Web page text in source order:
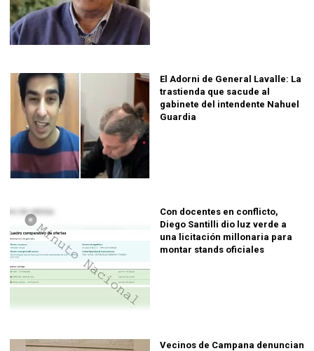
El Adorni de General Lavalle: La
trastienda que sacude al
gabinete del intendente Nahuel
Guardia
Con docentes en conflicto,
Diego Santilli dio luz verde a
una licitación millonaria para
montar stands oficiales
Vecinos de Campana denuncian